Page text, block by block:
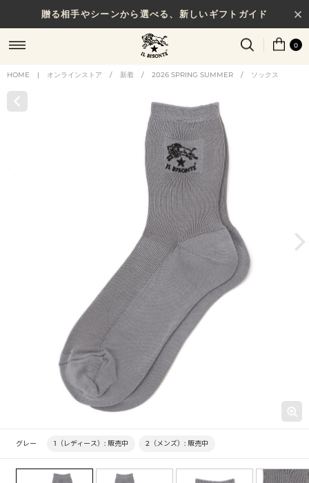
贈る相手やシーンから選べる、新しいギフトガイド
0
HOME | オンラインストア / 新着 / 2026 SPRING SUMMER / ソックス
グレー 1（レディース）: 販売中 2（メンズ）: 販売中